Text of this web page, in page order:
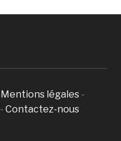
Mentions légales -
- Contactez-nous